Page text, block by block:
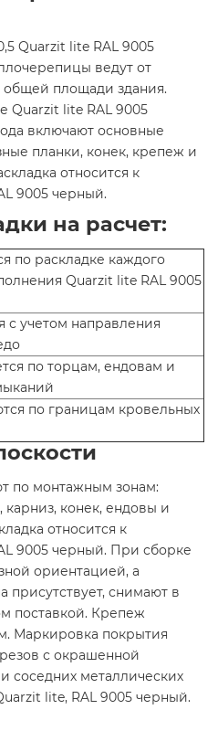
Quarzit lite RAL 9005
ведут от
общей площади здания.
Quarzit lite RAL 9005
включают основные
планки, конек, крепеж и
относится к
9005 черный.
на расчет:
по раскладке каждого
Quarzit lite RAL 9005
с учетом направления
по торцам, ендовам и
по границам кровельных
по монтажным зонам:
карниз, конек, ендовы и
относится к
9005 черный. При сборке
ориентацией, а
присутствует, снимают в
поставкой. Крепеж
Маркировка покрытия
с окрашенной
соседних металлических
lite, RAL 9005 черный.